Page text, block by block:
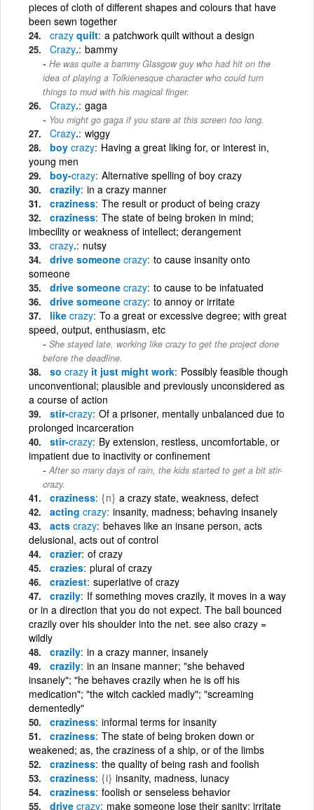
pieces of cloth of different shapes and colours that have
been sewn together
crazy quilt a patchwork quilt without a design
Crazy. bammy
He was quite a bammy Glasgow guy who had hit on the
idea of playing a Tolkienesque character who could turn
things to mud with his magical finger.
Crazy. gaga
You might go gaga if you stare at this screen too long.
Crazy. wiggy
boy crazy Having a great liking for, or interest in,
young men
boy-crazy Alternative spelling of boy crazy
crazily in a crazy manner
craziness The result or product of being crazy
craziness The state of being broken in mind;
imbecility or weakness of intellect; derangement
crazy. nutsy
drive someone crazy to cause insanity onto
someone
drive someone crazy to cause to be infatuated
drive someone crazy to annoy or irritate
like crazy To a great or excessive degree; with great
speed, output, enthusiasm, etc
She stayed late, working like crazy to get the project done
before the deadline.
so crazy it just might work Possibly feasible though
unconventional; plausible and previously unconsidered as
a course of action
stir-crazy Of a prisoner, mentally unbalanced due to
prolonged incarceration
stir-crazy By extension, restless, uncomfortable, or
impatient due to inactivity or confinement
After so many days of rain, the kids started to get a bit stir-
crazy.
craziness {n} a crazy state, weakness, defect
acting crazy insanity, madness; behaving insanely
acts crazy behaves like an insane person, acts
delusional, acts out of control
crazier of crazy
crazies plural of crazy
craziest superlative of crazy
crazily If something moves crazily, it moves in a way
or in a direction that you do not expect. The ball bounced
crazily over his shoulder into the net. see also crazy =
wildly
crazily in a crazy manner, insanely
crazily in an insane manner; "she behaved
insanely"; "he behaves crazily when he is off his
medication"; "the witch cackled madly"; "screaming
dementedly"
craziness informal terms for insanity
craziness The state of being broken down or
weakened; as, the craziness of a ship, or of the limbs
craziness the quality of being rash and foolish
craziness {i} insanity, madness, lunacy
craziness foolish or senseless behavior
drive crazy make someone lose their sanity; irritate